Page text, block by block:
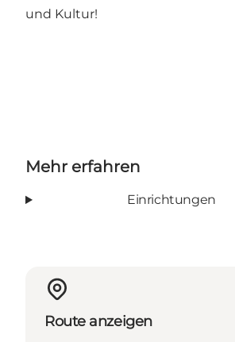
und Kultur!
Mehr erfahren
Einrichtungen
Route anzeigen